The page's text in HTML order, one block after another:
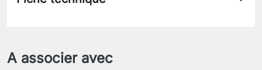
A associer avec